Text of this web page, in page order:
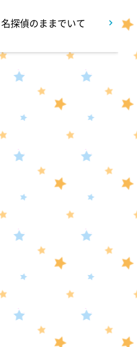
コルテ銀次と弱者たちの
作選
3:37
W杯まであと1年 あの
もう一度
3:45
ピングなう
名探偵のままでいて